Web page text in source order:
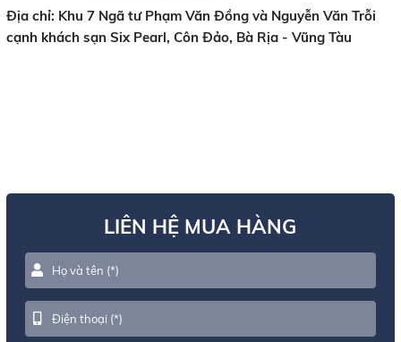
Địa chỉ: Khu 7 Ngã tư Phạm Văn Đồng và Nguyễn Văn Trỗi
cạnh khách sạn Six Pearl, Côn Đảo, Bà Rịa - Vũng Tàu
LIÊN HỆ MUA HÀNG